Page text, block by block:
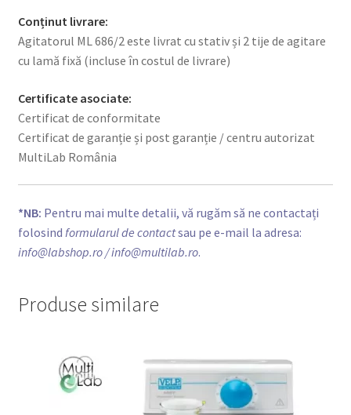
Conținut livrare:
Agitatorul ML 686/2 este livrat cu stativ și 2 tije de agitare
cu lamă fixă (incluse în costul de livrare)
Certificate asociate:
Certificat de conformitate
Certificat de garanție și post garanție / centru autorizat
MultiLab România
*NB: Pentru mai multe detalii, vă rugăm să ne contactați
folosind formularul de contactsau pe e-mail la adresa:
info@labshop.ro/ info@multilab.ro.
Produse similare